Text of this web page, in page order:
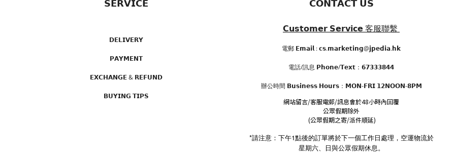
𝗦𝗘𝗥𝗩𝗜𝗖𝗘
𝗗𝗘𝗟𝗜𝗩𝗘𝗥𝗬
𝗣𝗔𝗬𝗠𝗘𝗡𝗧
𝗘𝗫𝗖𝗛𝗔𝗡𝗚𝗘 & 𝗥𝗘𝗙𝗨𝗡𝗗
𝗕𝗨𝗬𝗜𝗡𝗚 𝗧𝗜𝗣𝗦
𝗖𝗢𝗡𝗧𝗔𝗖𝗧 𝗨𝗦
𝗖𝘂𝘀𝘁𝗼𝗺𝗲𝗿 𝗦𝗲𝗿𝘃𝗶𝗰𝗲 客服聯繫
電郵 𝗘𝗺𝗮𝗶𝗹 : 𝗰𝘀.𝗺𝗮𝗿𝗸𝗲𝘁𝗶𝗻𝗴@𝗷𝗽𝗲𝗱𝗶𝗮.𝗵𝗸
電話/訊息 𝗣𝗵𝗼𝗻𝗲/𝗧𝗲𝘅𝘁：𝟲𝟳𝟯𝟯𝟯𝟴𝟰𝟰
辦公時間 𝗕𝘂𝘀𝗶𝗻𝗲𝘀𝘀 𝗛𝗼𝘂𝗿𝘀：𝗠𝗢𝗡-𝗙𝗥𝗜 𝟭𝟮𝗡𝗢𝗢𝗡-𝟴𝗣𝗠
網站留言/客服電郵/訊息會於48小時內回覆
公眾假期除外
(公眾假期之寄/派件順延)
*請注意：下午1點後的訂單將於下一個工作日處理，空運物流於
星期六、日與公眾假期休息。